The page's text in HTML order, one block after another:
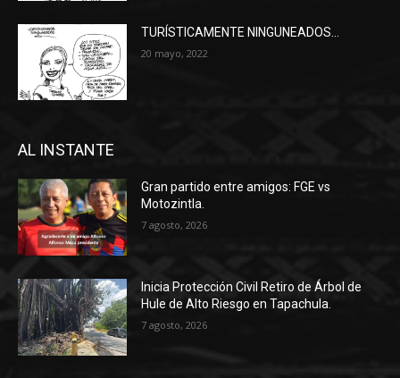
TURÍSTICAMENTE NINGUNEADOS…
20 mayo, 2022
AL INSTANTE
Gran partido entre amigos: FGE vs
Motozintla.
7 agosto, 2026
Inicia Protección Civil Retiro de Árbol de
Hule de Alto Riesgo en Tapachula.
7 agosto, 2026